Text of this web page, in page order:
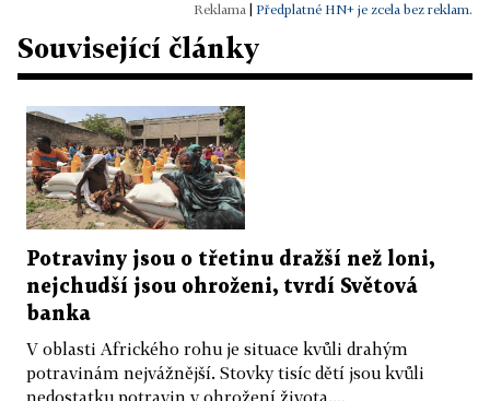
Předplatné HN+ je zcela bez reklam.
Související články
Potraviny jsou o třetinu dražší než loni,
nejchudší jsou ohroženi, tvrdí Světová
banka
V oblasti Afrického rohu je situace kvůli drahým
potravinám nejvážnější. Stovky tisíc dětí jsou kvůli
nedostatku potravin v ohrožení života....